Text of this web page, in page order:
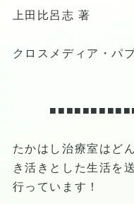
上田比呂志 著
クロスメディア・パ
たかはし治療室はど
き活きとした生活を
行っています！